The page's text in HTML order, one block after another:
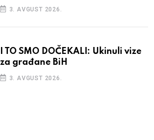
3. AVGUST 2026.
I TO SMO DOČEKALI: Ukinuli vize
za građane BiH
3. AVGUST 2026.